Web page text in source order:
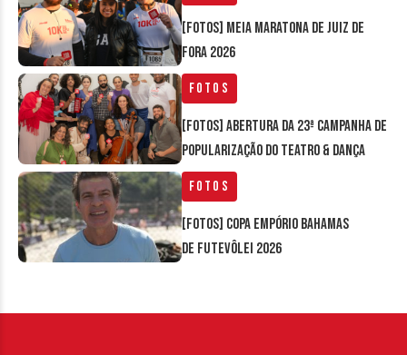
[FOTOS] Meia Maratona de Juiz de
Fora 2026
Fotos
[FOTOS] Abertura da 23ª Campanha de
Popularização do Teatro & Dança
Fotos
[FOTOS] Copa Empório Bahamas
de Futevôlei 2026